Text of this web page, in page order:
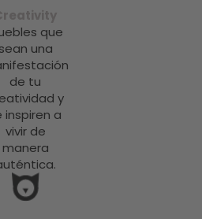
que
sean una
de tu
y
inspiren a
vivir de
manera